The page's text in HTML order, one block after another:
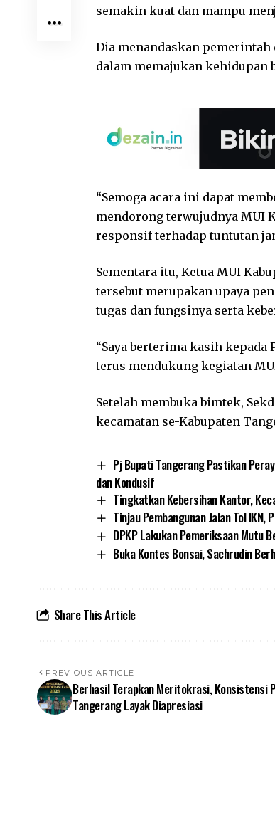
semakin kuat dan mampu
Dia menandaskan
dalam memajukan kehidupan
“Semoga acara ini dapat
mendorong terwujudnya MUI
responsif terhadap tuntutan
Sementara itu, Ketua MUI
tersebut merupakan upaya
tugas dan fungsinya serta
“Saya berterima kasih kepada
terus mendukung kegiatan
Setelah membuka bimtek,
kecamatan se-Kabupaten
Pj Bupati Tangerang Pastikan
dan Kondusif
Tingkatkan Kebersihan Kantor,
Tinjau Pembangunan Jalan Tol
DPKP Lakukan Pemeriksaan Mutu
Buka Kontes Bonsai, Sachrudin
Share This Article
PREVIOUS ARTICLE
Berhasil Terapkan Meritokrasi, Konsistensi
Tangerang Layak Diapresiasi